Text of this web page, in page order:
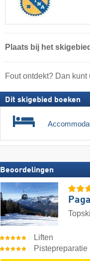
Plaats bij het skigebied
Fout ontdekt? Dan kunt
Dit skigebied boeken
Beoordelingen
Liften
Pistepreparatie